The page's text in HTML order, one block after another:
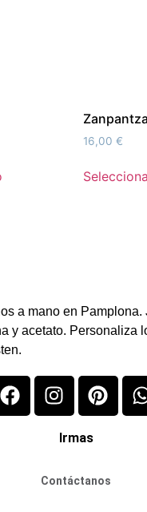
16,00 €
a mano en Pamplona.
y acetato. Personaliza
Irmas
Contáctanos